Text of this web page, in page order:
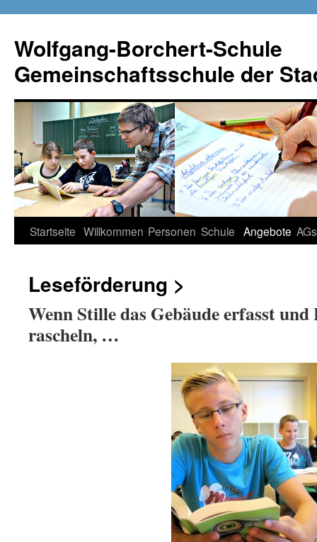
Wolfgang-Borchert-Schule
Gemeinschaftsschule der
Zum
springen
Startseite Willkommen Personen Schule Angebote AGs
Leseförderung >
Wenn Stille das Gebäude erfasst und
rascheln, …